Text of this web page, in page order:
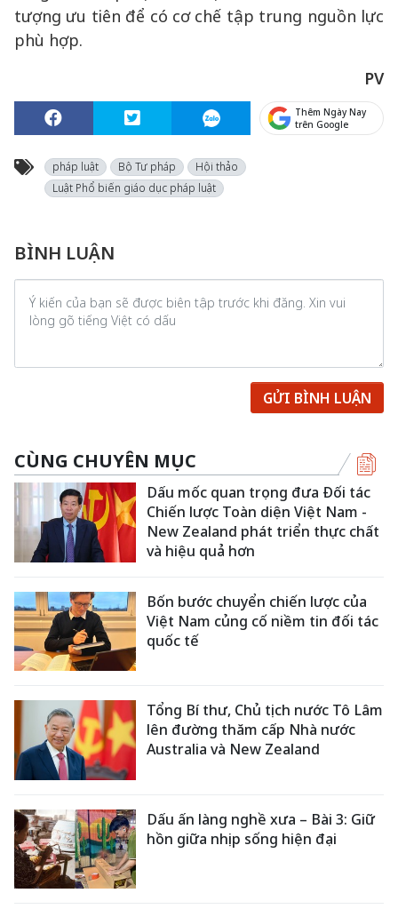
tượng ưu tiên để có cơ chế tập trung nguồn lực
phù hợp.
PV
Thêm Ngày Nay
trên Google
pháp luật Bộ Tư pháp
Hội thảo
Luật Phổ biến giáo dục pháp luật
BÌNH LUẬN
GỬI BÌNH LUẬN
CÙNG CHUYÊN MỤC
Dấu mốc quan trọng đưa Đối tác
Chiến lược Toàn diện Việt Nam -
New Zealand phát triển thực chất
và hiệu quả hơn
Bốn bước chuyển chiến lược của
Việt Nam củng cố niềm tin đối tác
quốc tế
Tổng Bí thư, Chủ tịch nước Tô Lâm
lên đường thăm cấp Nhà nước
Australia và New Zealand
Dấu ấn làng nghề xưa – Bài 3: Giữ
hồn giữa nhịp sống hiện đại